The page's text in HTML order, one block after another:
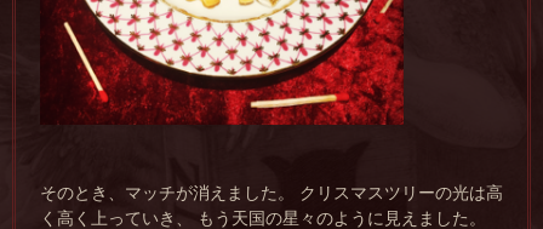
そのとき、マッチが消えました。 クリスマスツリーの光は高
く高く上っていき、 もう天国の星々のように見えました。